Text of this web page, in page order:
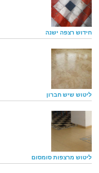
חידוש רצפה ישנה
ליטוש שיש חברון
ליטוש מרצפות סומסום